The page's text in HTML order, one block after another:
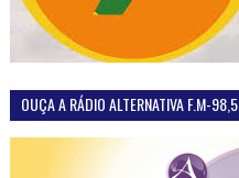
OUÇA A RÁDIO ALTERNATIVA F.M-98,5